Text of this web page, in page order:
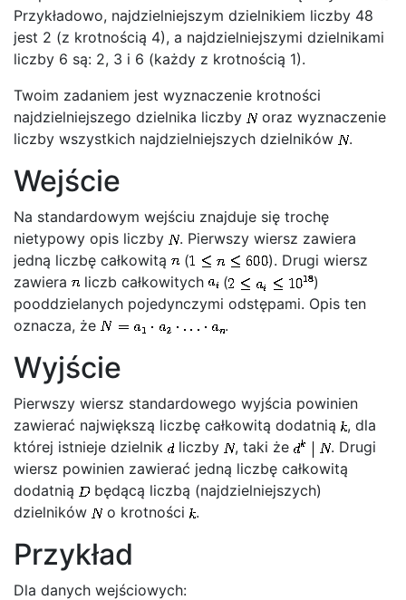
Przykładowo, najdzielniejszym dzielnikiem liczby 48
jest 2 (z krotnością 4), a najdzielniejszymi dzielnikami
liczby 6 są: 2, 3 i 6 (każdy z krotnością 1).
Twoim zadaniem jest wyznaczenie krotności
najdzielniejszego dzielnika liczby
oraz wyznaczenie
liczby wszystkich najdzielniejszych dzielników
.
Wejście
Na standardowym wejściu znajduje się trochę
nietypowy opis liczby
. Pierwszy wiersz zawiera
jedną liczbę całkowitą
(
). Drugi wiersz
zawiera
liczb całkowitych (
)
pooddzielanych pojedynczymi odstępami. Opis ten
oznacza, że
.
Wyjście
Pierwszy wiersz standardowego wyjścia powinien
zawierać największą liczbę całkowitą dodatnią
, dla
której istnieje dzielnik
liczby , taki że
. Drugi
wiersz powinien zawierać jedną liczbę całkowitą
dodatnią
będącą liczbą (najdzielniejszych)
dzielników
o krotności .
Przykład
Dla danych wejściowych: